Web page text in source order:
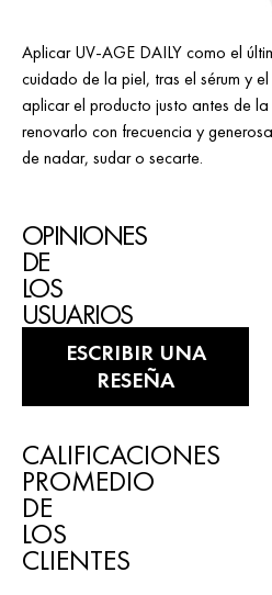
Aplicar UV-AGE DAILY como el
cuidado de la piel, tras el sérum y
aplicar el producto justo antes de
renovarlo con frecuencia y
de nadar, sudar o secarte.
OPINIONES
DE
LOS
USUARIOS
ESCRIBIR UNA
RESEÑA
CALIFICACIONES
PROMEDIO
DE
LOS
CLIENTES